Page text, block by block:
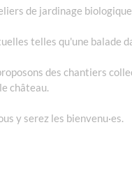
de jardinage
telles qu'une balade
des chantiers
château.
y serez les bienvenu·es.